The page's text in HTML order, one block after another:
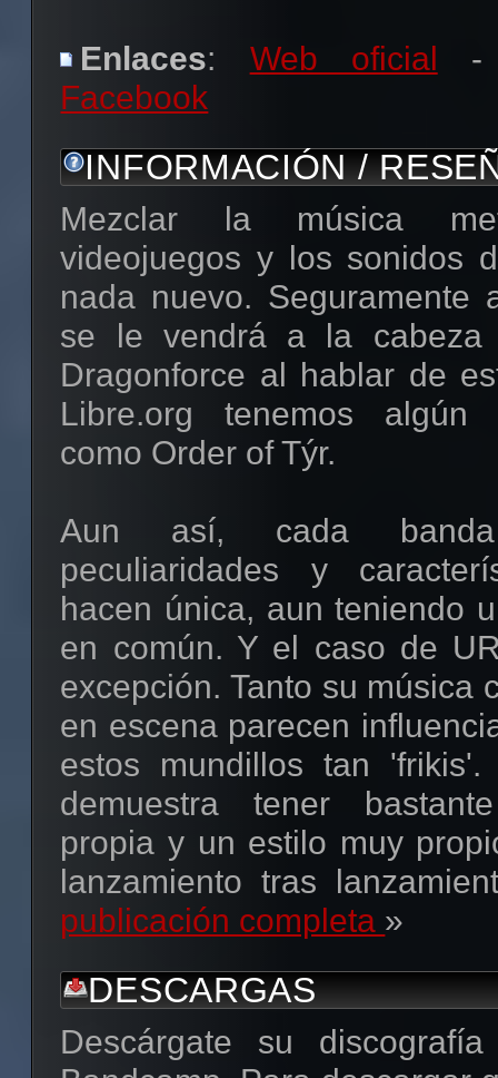
Enlaces: Web oficial
Facebook
INFORMACIÓN /
Mezclar la música
videojuegos y los sonidos
nada nuevo. Seguramente
se le vendrá a la cabeza
Dragonforce al hablar de
Libre.org tenemos algún
como Order of Týr.
Aun así, cada
peculiaridades y
hacen única, aun teniendo
en común. Y el caso de
excepción. Tanto su música
en escena parecen
estos mundillos tan
demuestra tener
propia y un estilo muy
lanzamiento tras
publicación completa »
DESCARGAS
Descárgate su